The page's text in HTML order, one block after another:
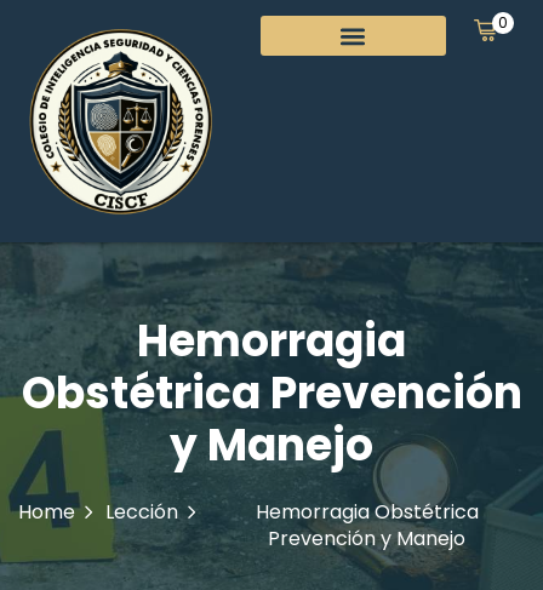
0
Hemorragia
Obstétrica Prevención
y Manejo
Home Lección
Hemorragia Obstétrica
Prevención y Manejo